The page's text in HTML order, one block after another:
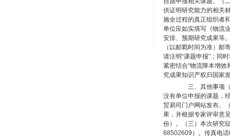
供证明研究能力的相关
施全过程的真正组织者
单位应如实填写《物流
安排、预期研究成果等
（以邮戳时间为准）
请注明“课题申报”；同
紧密结合“物流降本增
究成果知识产权归国家
三、其他事项（
没有单位申报的课题，
贸易司门户网站发布。
果，并根据专家评审意
份）。（三）本次研究
68502609）。传真电